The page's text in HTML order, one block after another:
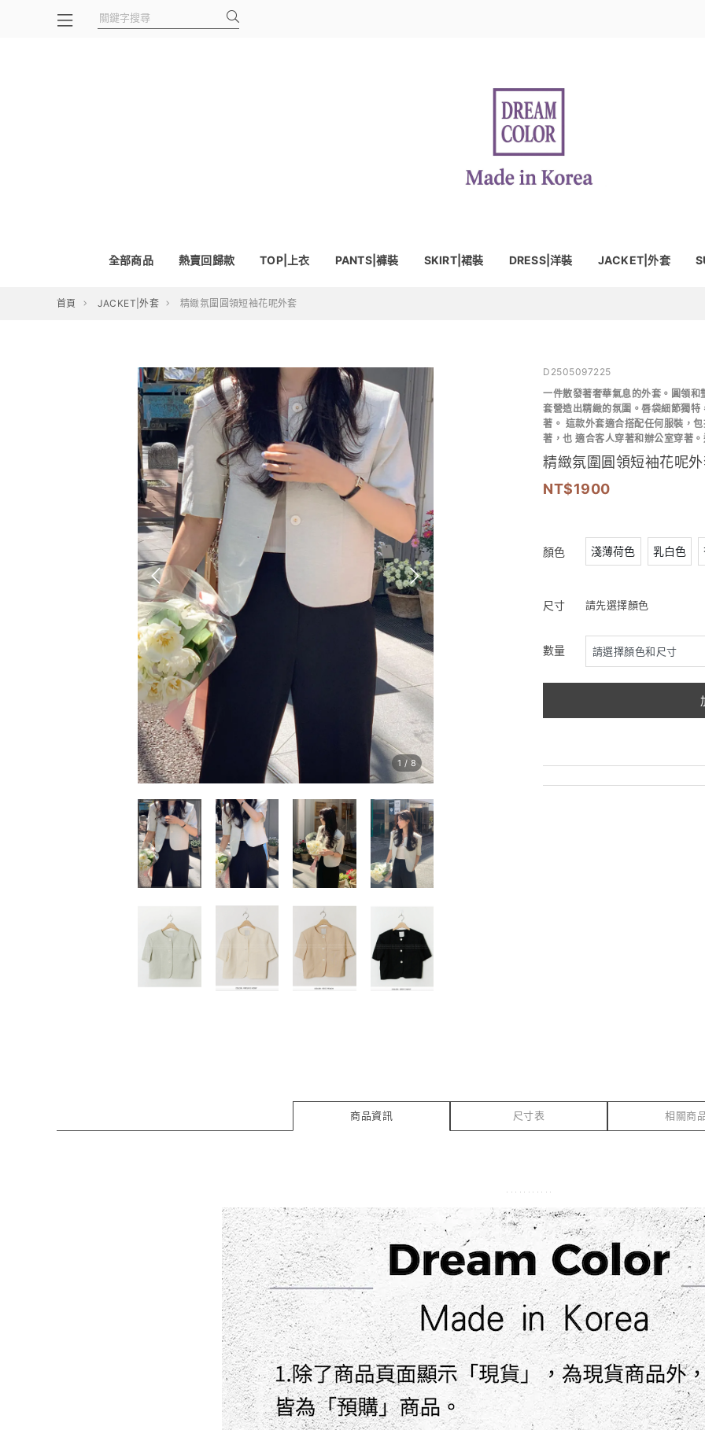
全部商品 熱賣回歸款 TOP|上衣 PANTS|褲裝 SKIRT|裙裝 DRESS|洋裝 JACKET|外套
首頁 JACKET|外套 精緻氛圍圓領短袖花呢外套
1 / 8
D2505097225
一件散發著奢華氣息的外套 。 圓領和
套營造出精緻的氛圍。 唇袋細節獨特
著。 這款外套適合搭配任何服裝， 包
著，也 適合客人穿著和辦公室穿著。
精緻氛圍圓領短袖花呢
1900
顏色 淺薄荷色 乳白色
尺寸 請先選擇顏色
數量
商品資訊 尺寸表 相關商